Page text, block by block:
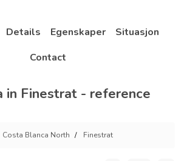
Details Egenskaper
Situasjon
Contact
Finestrat - reference
Costa Blanca North Finestrat